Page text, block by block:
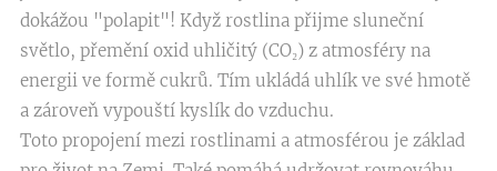
dokážou "polapit"! Když rostlina přijme sluneční
světlo, přemění oxid uhličitý (CO₂) z atmosféry na
energii ve formě cukrů. Tím ukládá uhlík ve své hmotě
a zároveň vypouští kyslík do vzduchu.
Toto propojení mezi rostlinami a atmosférou je základ